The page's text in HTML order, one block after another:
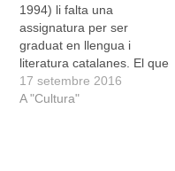
1994) li falta una
assignatura per ser
graduat en llengua i
literatura catalanes. El que
no li falta, ja, és el treball
de fi de grau. Pomar ha
17 setembre 2016
A "Cultura"